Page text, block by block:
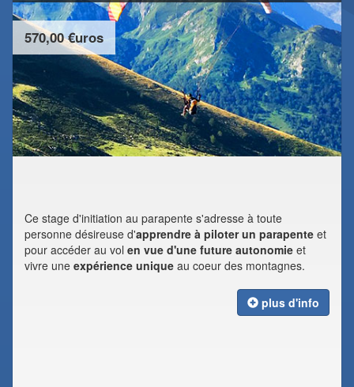
570,00 €uros
Ce stage d'initiation au parapente s'adresse à toute
personne désireuse d'apprendre à piloter un parapente et
pour accéder au vol en vue d'une future autonomie et
vivre une expérience unique au coeur des montagnes.
plus d'info